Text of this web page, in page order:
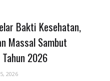
Bakti Kesehatan,
Massal Sambut
2026
2026